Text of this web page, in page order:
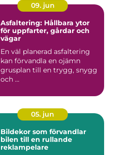
09. jun
Asfaltering: Hållbara ytor
för uppfarter, gårdar och
vägar
En väl planerad asfaltering
kan förvandla en ojämn
grusplan till en trygg, snygg
och ...
05. jun
Bildekor som förvandlar
bilen till en rullande
reklampelare